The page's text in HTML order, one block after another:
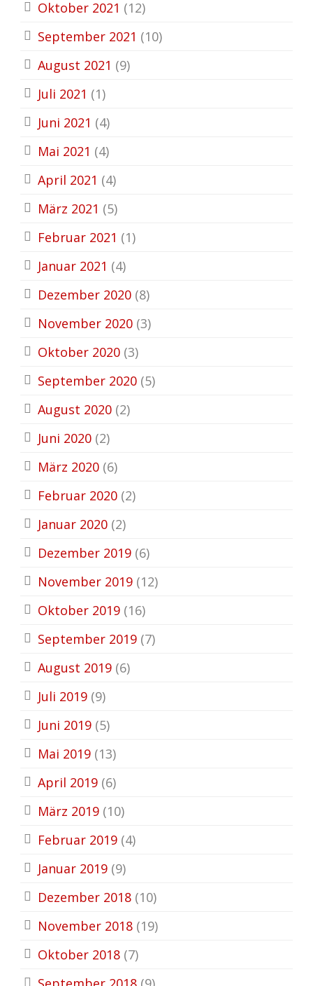
Oktober 2021 (12)
September 2021 (10)
August 2021 (9)
Juli 2021 (1)
Juni 2021 (4)
Mai 2021 (4)
April 2021 (4)
März 2021 (5)
Februar 2021 (1)
Januar 2021 (4)
Dezember 2020 (8)
November 2020 (3)
Oktober 2020 (3)
September 2020 (5)
August 2020 (2)
Juni 2020 (2)
März 2020 (6)
Februar 2020 (2)
Januar 2020 (2)
Dezember 2019 (6)
November 2019 (12)
Oktober 2019 (16)
September 2019 (7)
August 2019 (6)
Juli 2019 (9)
Juni 2019 (5)
Mai 2019 (13)
April 2019 (6)
März 2019 (10)
Februar 2019 (4)
Januar 2019 (9)
Dezember 2018 (10)
November 2018 (19)
Oktober 2018 (7)